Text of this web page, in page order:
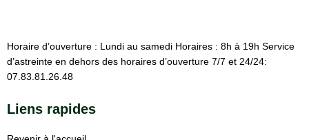
Horaire d’ouverture : Lundi au samedi Horaires : 8h à 19h Service
d’astreinte en dehors des horaires d’ouverture 7/7 et 24/24:
07.83.81.26.48
Liens rapides